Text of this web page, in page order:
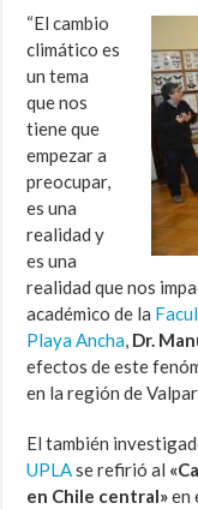
“El cambio
climático es
un tema
que nos
tiene que
empezar a
preocupar,
es una
realidad y
es una
realidad que nos
académico de la
Playa Ancha, Dr.
efectos de este
en la región de
El también
UPLAse refirió al
en Chile central»en